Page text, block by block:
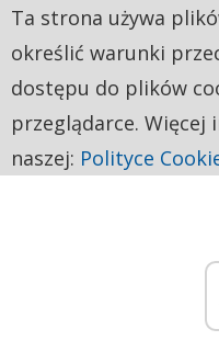
Ta strona używa
określić warunki
dostępu do plików
przeglądarce. Więcej
naszej: Polityce